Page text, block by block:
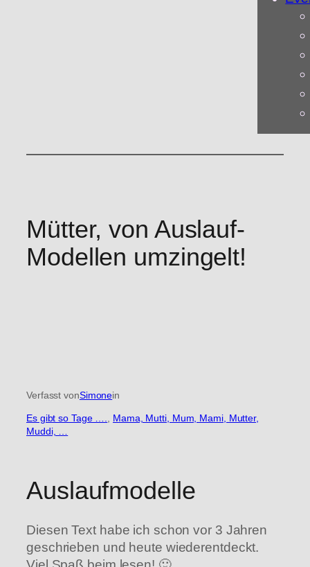
Mütter, von Auslauf-
Modellen umzingelt!
Verfasst vonSimonein
Es gibt so Tage ….
Mama, Mutti, Mum, Mami, Mutter,
Muddi, …
Auslaufmodelle
Diesen Text habe ich schon vor 3 Jahren
geschrieben und heute wiederentdeckt.